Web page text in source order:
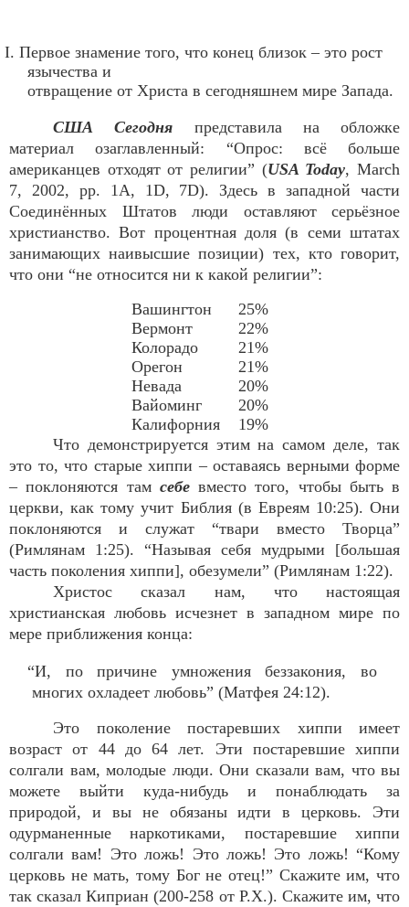
I. Первое знамение того, что конец близок – это рост
язычества и
отвращение от Христа в сегодняшнем мире Запада.
США Сегодня представила на обложке
материал озаглавленный: “Опрос: всё больше
американцев отходят от религии” (USA Today, March
7, 2002, pp. 1A, 1D, 7D). Здесь в западной части
Соединённых Штатов люди оставляют серьёзное
христианство. Вот процентная доля (в семи штатах
занимающих наивысшие позиции) тех, кто говорит,
что они “не относится ни к какой религии”:
Вашингтон
Вермонт
Колорадо
Орегон
Невада
Вайоминг
Калифорния
25%
22%
21%
21%
20%
20%
19%
Что демонстрируется этим на самом деле, так
это то, что старые хиппи – оставаясь верными форме
– поклоняются там себевместо того, чтобы быть в
церкви, как тому учит Библия (в Евреям 10:25). Они
поклоняются и служат “твари вместо Творца”
(Римлянам 1:25). “Называя себя мудрыми [большая
часть поколения хиппи], обезумели” (Римлянам 1:22).
Христос сказал нам, что настоящая
христианская любовь исчезнет в западном мире по
мере приближения конца:
“И, по причине умножения беззакония, во
многих охладеет любовь” (Матфея 24:12).
Это поколение постаревших хиппи имеет
возраст от 44 до 64 лет. Эти постаревшие хиппи
солгали вам, молодые люди. Они сказали вам, что вы
можете выйти куда-нибудь и понаблюдать за
природой, и вы не обязаны идти в церковь. Эти
одурманенные наркотиками, постаревшие хиппи
солгали вам! Это ложь! Это ложь! Это ложь! “Кому
церковь не мать, тому Бог не отец!” Скажите им, что
так сказал Киприан (200-258 от Р.Х.). Скажите им, что